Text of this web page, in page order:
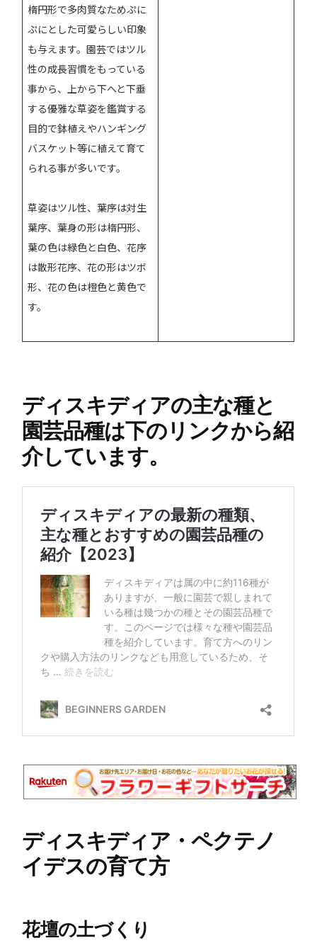
楕円形で多肉質なためぷに
ぷにとした可愛らしい印象
も与えます。園芸ではツル
性の成長習慣をもっている
事から、上から下へと下垂
する優雅な草姿を鑑賞する
目的で鉢植えやハンギング
バスケット等に植えて育て
られる事が多いです。
草姿はツル性、葉序は対生
葉序、葉身の形は楕円形、
葉の色は緑色と白色、花序
は散形花序、花の形はツボ
形、花の色は橙色と黄色で
す。
ディスキディアの主な種と
園芸品種は下のリンクから紹
介しています。
ディスキディア・ペクテノ
イデスの育て方
花壇の土づくり